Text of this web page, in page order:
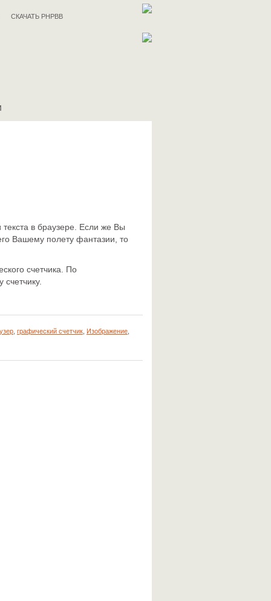
СКАЧАТЬ PHPBB
в браузере. Если же Вы
Вашему полету фантазии, то
счетчика. По
графический счетчик Изображение